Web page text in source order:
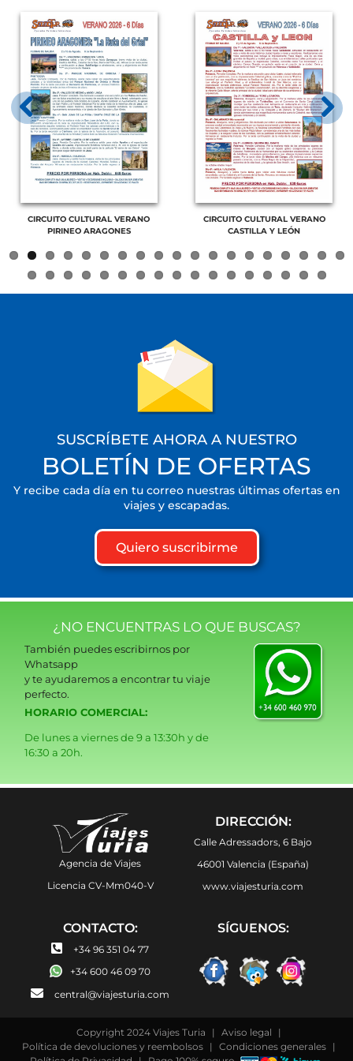
Para continuar usted debe aceptar que ha leído y está conforme
con la cláusula anterior.
CIRCUITO CULTURAL VERANO
PIRINEO ARAGONES
CIRCUITO CULTURAL VERANO
CASTILLA Y LEÓN
Previous Next
SUSCRÍBETE AHORA A NUESTRO
BOLETÍN DE OFERTAS
Y recibe cada día en tu correo nuestras últimas ofertas en
viajes y escapadas.
Quiero suscribirme
¿NO ENCUENTRAS LO QUE BUSCAS?
También puedes escribirnos por
Whatsapp
y te ayudaremos a encontrar tu viaje
perfecto.
HORARIO COMERCIAL:
De lunes a viernes de 9 a 13:30h y de
16:30 a 20h.
Agencia de Viajes
Licencia CV-Mm040-V
DIRECCIÓN:
Calle Adressadors, 6 Bajo
46001 Valencia (España)
www.viajesturia.com
CONTACTO:
+34 96 351 04 77
+34 600 46 09 70
central@viajesturia.com
SÍGUENOS:
Copyright 2024 Viajes Turia | Aviso legal
|
Política de devoluciones y reembolsos
| Condiciones generales
|